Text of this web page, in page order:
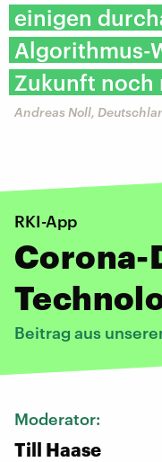
einigen
Algorithmus-
Zukunft noch
Andreas Noll,
RKI-App
Corona-
Beitrag aus
Moderator:
Till Haase